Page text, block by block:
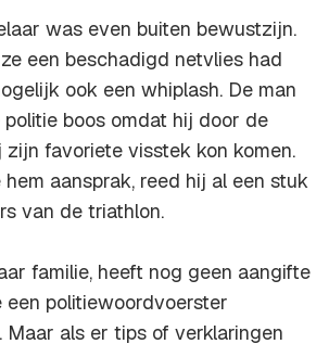
was even buiten bewustzijn.
een beschadigd netvlies had
ook een whiplash. De man
boos omdat hij door de
favoriete visstek kon komen.
aansprak, reed hij al een stuk
van de triathlon.
familie, heeft nog geen aangifte
een politiewoordvoerster
Maar als er tips of verklaringen